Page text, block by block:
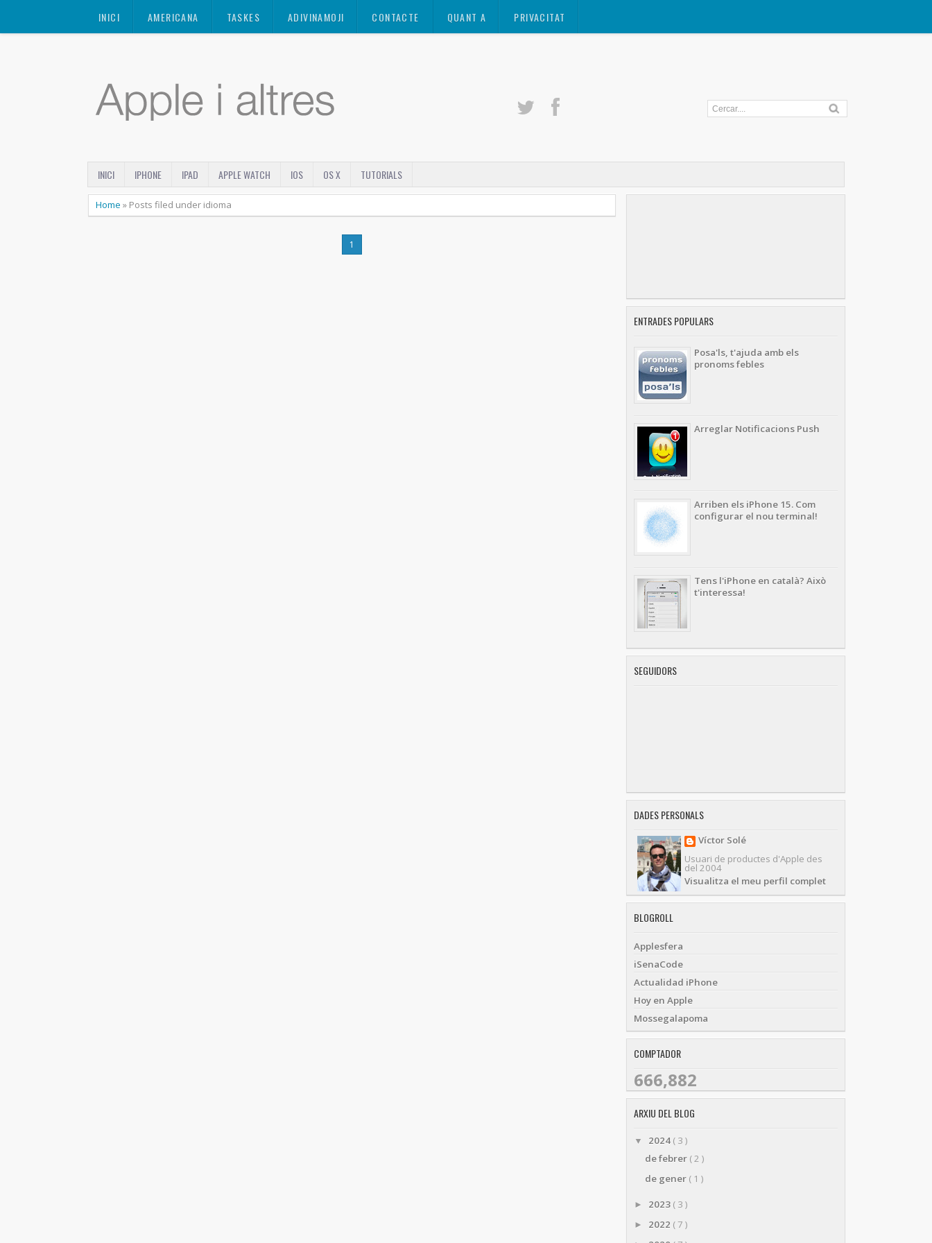
INICI AMERICANA TASKES ADIVINAMOJI CONTACTE QUANT A PRIVACITAT
INICI IPHONE IPAD APPLE WATCH IOS OS X TUTORIALS
Home » Posts filed under idioma
1
ENTRADES POPULARS
Posa'ls, t'ajuda amb els
pronoms febles
Arreglar Notificacions Push
Arriben els iPhone 15. Com
configurar el nou terminal!
Tens l'iPhone en català? Això
t'interessa!
SEGUIDORS
DADES PERSONALS
Víctor Solé
Usuari de productes d'Apple des
del 2004
Visualitza el meu perfil complet
BLOGROLL
Applesfera
iSenaCode
Actualidad iPhone
Hoy en Apple
Mossegalapoma
COMPTADOR
666,882
ARXIU DEL BLOG
▼ 2024 ( 3 )
de febrer ( 2 )
de gener ( 1 )
► 2023 ( 3 )
► 2022 ( 7 )